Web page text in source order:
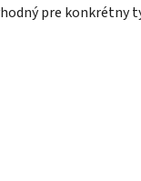
pre konkrétny